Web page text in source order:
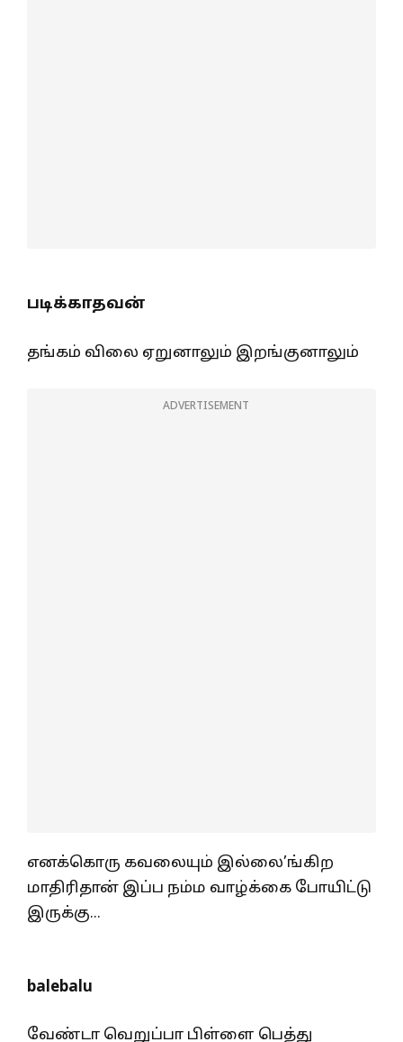
படிக்காதவன்
தங்கம் விலை ஏறுனாலும் இறங்குனாலும்
ADVERTISEMENT
எனக்கொரு கவலையும் இல்லை’ங்கிற
மாதிரிதான் இப்ப நம்ம வாழ்க்கை போயிட்டு
இருக்கு..‌.
balebalu
வேண்டா வெறுப்பா பிள்ளை பெத்து